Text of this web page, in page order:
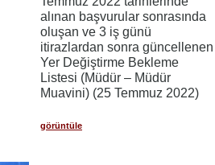
alınan başvurular sonrasında
oluşan ve 3 iş günü
itirazlardan sonra güncellenen
Yer Değiştirme Bekleme
Listesi (Müdür – Müdür
Muavini) (25 Temmuz 2022)
görüntüle